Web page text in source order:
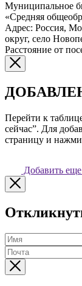
Муниципальное
«Средняя
Адрес: Россия,
округ, село
Расстояние от
Перейти к
сейчас”. Для
страницу и
Добавить